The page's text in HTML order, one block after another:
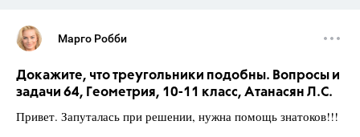
Марго Робби
Докажите, что треугольники подобны. Вопросы и
задачи 64, Геометрия, 10-11 класс, Атанасян Л.С.
Привет. Запуталась при решении, нужна помощь знатоков!!!